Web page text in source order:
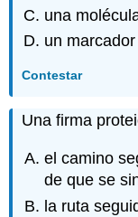
una
un
Contestar
Una firma
el camino
de que se
la ruta